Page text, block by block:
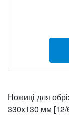
Ножиці для
330x130 мм [12/